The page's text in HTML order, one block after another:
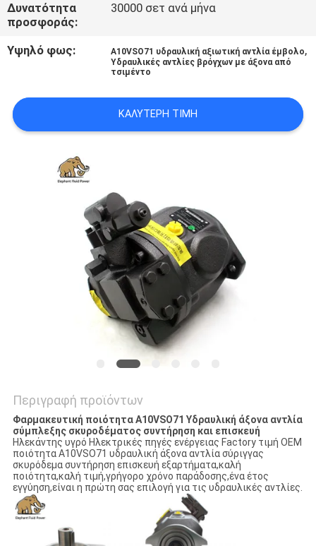
ΕΙΔΉΣΕΙΣ
ΠΕΡΙΠΤΏΣΕΙΣ
SITEMAP
PRIVACY
POLICY
Δυνατότητα
προσφοράς:
30000 σετ ανά μήνα
Υψηλό φως: Α10VSO71 υδραυλική αξιωτική αντλία έμβολο,
Υδραυλικές αντλίες βρόγχων με άξονα από
τσιμέντο
ΚΑΛΎΤΕΡΗ ΤΙΜΉ
Περιγραφή προϊόντων
Φαρμακευτική ποιότητα A10VSO71 Υδραυλική άξονα αντλία
σύμπλεξης σκυροδέματος συντήρηση και επισκευή
Ηλεκάντης υγρό Ηλεκτρικές πηγές ενέργειας Factory τιμή OEM
ποιότητα A10VSO71 υδραυλική άξονα αντλία σύριγγας
σκυρόδεμα συντήρηση επισκευή εξαρτήματα,καλή
ποιότητα,καλή τιμή,γρήγορο χρόνο παράδοσης,ένα έτος
εγγύηση,είναι η πρώτη σας επιλογή για τις υδραυλικές αντλίες.